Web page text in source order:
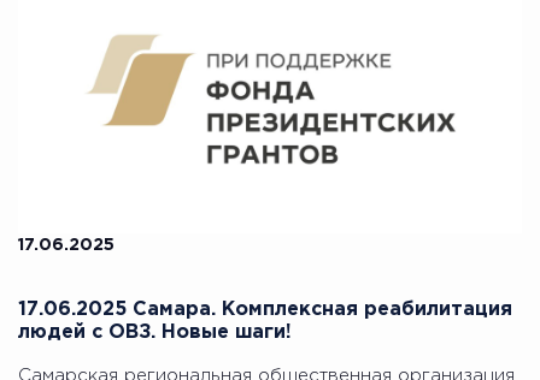
17.06.2025
17.06.2025 Самара. Комплексная реабилитация
людей с ОВЗ. Новые шаги!
Самарская региональная общественная организация